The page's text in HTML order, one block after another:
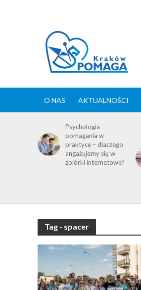
O NAS AKTUALNOŚCI
Psychologia
pomagania w
praktyce – dlaczego
angażujemy się w
zbiórki internetowe?
Tag - spacer